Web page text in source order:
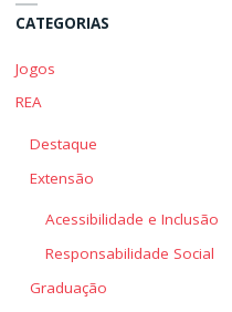
CATEGORIAS
Jogos
REA
Destaque
Extensão
Acessibilidade e Inclusão
Responsabilidade Social
Graduação